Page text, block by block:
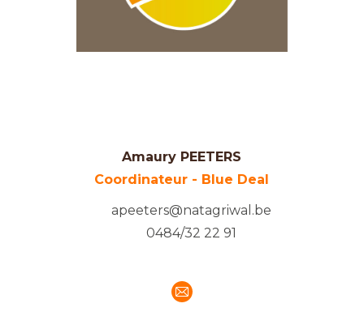
Amaury PEETERS
Coordinateur - Blue Deal
apeeters@natagriwal.be
0484/32 22 91
E-